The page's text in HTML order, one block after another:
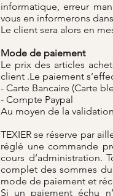
informatique, erreur
vous en informerons
Le client sera alors en
Mode de paiement
Le prix des articles
client .Le paiement
- Carte Bancaire (Carte
- Compte Paypal
Au moyen de la
TEXIER se réserve par
réglé une commande
cours d’administration.
complet des sommes
mode de paiement et
Si un paiement échu